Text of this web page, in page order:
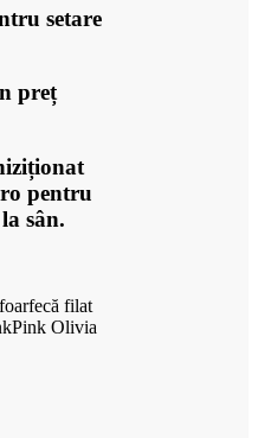
setare
preț
pentru
sân.
filat
Olivia